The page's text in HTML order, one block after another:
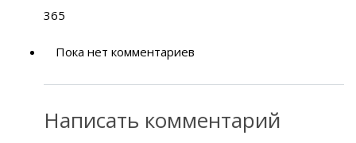
365
Пока нет комментариев
Написать комментарий